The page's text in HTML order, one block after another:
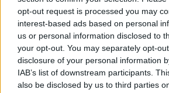
opt-out request is processed you may
interest-based ads based on personal
us or personal information disclosed to
your opt-out. You may separately opt-
disclosure of your personal information
IAB’s list of downstream participants.
also be disclosed by us to third parties
SALUTE